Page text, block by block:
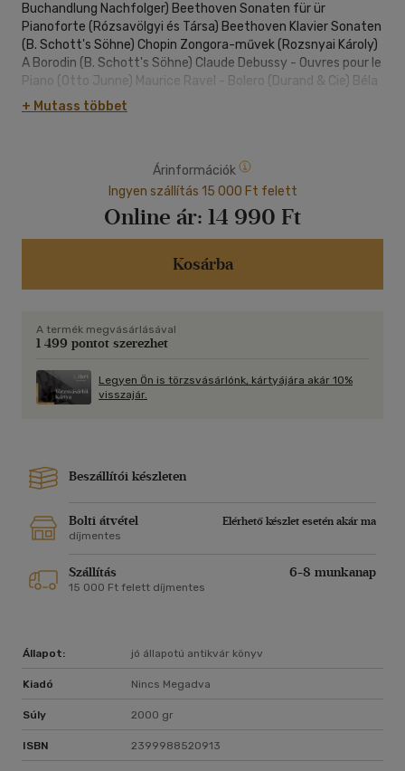
Buchandlung Nachfolger) Beethoven Sonaten für ür
Pianoforte (Rózsavölgyi és Társa) Beethoven Klavier Sonaten
(B. Schott's Söhne) Chopin Zongora-művek (Rozsnyai Károly)
A Borodin (B. Schott's Söhne) Claude Debussy - Ouvres pour le
Piano (Otto Junne) Maurice Ravel - Bolero (Durand & Cie) Béla
Bartók 2 Élégies pour piano (Charles Rozsnyai) Béla Bartók -
Quatre Nénies pour le piano (Rózsavölgyi & Cie) Bartók Béla -
+ Mutass többet
Árinformációk
Ingyen szállítás 15 000 Ft felett
Online ár: 14 990 Ft
Kosárba
A termék megvásárlásával
1 499 pontot szerezhet
Legyen Ön is törzsvásárlónk, kártyájára akár 10%
visszajár.
Beszállítói készleten
Bolti átvétel
Elérhető készlet esetén akár ma
díjmentes
Szállítás 6-8 munkanap
15 000 Ft felett díjmentes
Állapot: jó állapotú antikvár könyv
Kiadó Nincs Megadva
Súly 2000 gr
ISBN 2399988520913